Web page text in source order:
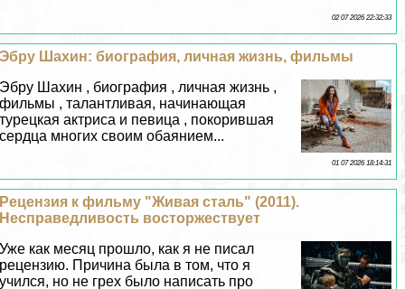
02 07 2026 22:32:33
Эбру Шахин: биография, личная жизнь, фильмы
Эбру Шахин , биография , личная жизнь ,
фильмы , талантливая, начинающая
турецкая актриса и певица , покорившая
сердца многих своим обаянием...
01 07 2026 18:14:31
Рецензия к фильму "Живая сталь" (2011).
Несправедливость восторжествует
Уже как месяц прошло, как я не писал
рецензию. Причина была в том, что я
учился, но не грех было написать про